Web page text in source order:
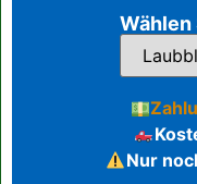
Wählen
Nur